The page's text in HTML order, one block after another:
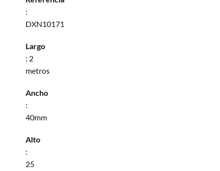
:
DXN10171
Largo
: 2
metros
Ancho
:
40mm
Alto
:
25